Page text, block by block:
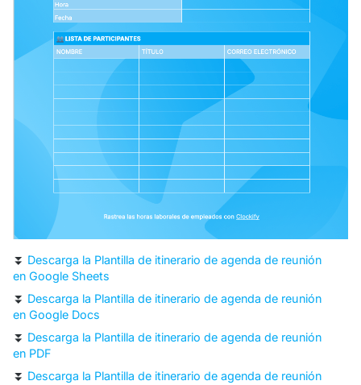
⏬ Descarga la Plantilla de itinerario de agenda de reunión
en Google Sheets
⏬ Descarga la Plantilla de itinerario de agenda de reunión
en Google Docs
⏬ Descarga la Plantilla de itinerario de agenda de reunión
en PDF
⏬ Descarga la Plantilla de itinerario de agenda de reunión